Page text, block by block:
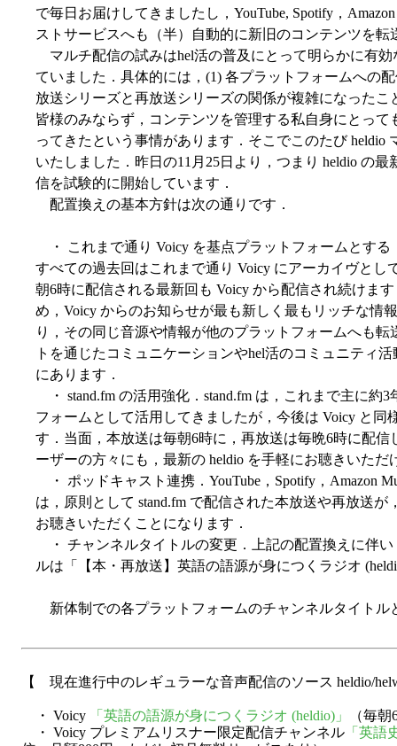
で毎日お届けしてきましたし，YouTube, Spotify，
ストサービスへも（半）自動的に新旧のコンテンツを転
マルチ配信の試みはhel活の普及にとって明らかに有
ていました．具体的には，(1) 各プラットフォームへの
放送シリーズと再放送シリーズの関係が複雑になった
皆様のみならず，コンテンツを管理する私自身にとっ
ってきたという事情があります．そこでこのたび heldio
いたしました．昨日の11月25日より，つまり heldio の
信を試験的に開始しています．
配置換えの基本方針は次の通りです．
・ これまで通り Voicy を基点プラットフォームとす
すべての過去回はこれまで通り Voicy にアーカイヴと
朝6時に配信される最新回も Voicy から配信され続けま
め，Voicy からのお知らせが最も新しく最もリッチな情
り，その同じ音源や情報が他のプラットフォームへも
トを通じたコミュニケーションやhel活のコミュニティ
にあります．
・ stand.fm の活用強化．stand.fm は，これまで主に約
フォームとして活用してきましたが，今後は Voicy と
す．当面，本放送は毎朝6時に，再放送は毎晩6時に配信
ーザーの方々にも，最新の heldio を手軽にお聴きいただ
・ ポッドキャスト連携．YouTube，Spotify，Amazon
は，原則として stand.fm で配信された本放送や再放送
お聴きいただくことになります．
・ チャンネルタイトルの変更．上記の配置換えに伴
ルは「【本・再放送】英語の語源が身につくラジオ
新体制での各プラットフォームのチャンネルタイトル
【 現在進行中のレギュラーな音声配信のソース heldio/
・ Voicy 「英語の語源が身につくラジオ (heldio)」
（毎
・ Voicy プレミアムリスナー限定配信チャンネル 「英語